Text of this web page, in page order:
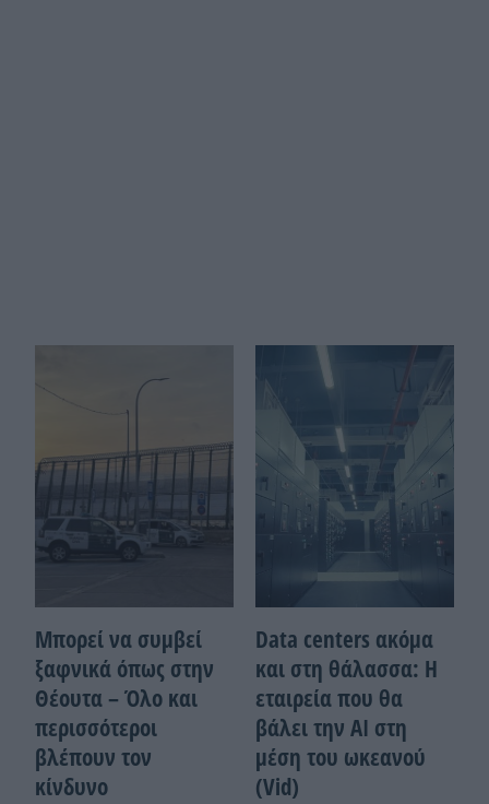
Μπορεί να συμβεί
ξαφνικά όπως στην
Θέουτα – Όλο και
περισσότεροι
βλέπουν τον
κίνδυνο
Data centers ακόμα
και στη θάλασσα: Η
εταιρεία που θα
βάλει την ΑΙ στη
μέση του ωκεανού
(Vid)